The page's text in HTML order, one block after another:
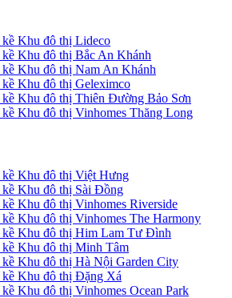
Khu đô thị Lideco
Khu đô thị Bắc An Khánh
Khu đô thị Nam An Khánh
Khu đô thị Geleximco
Khu đô thị Thiên Đường Bảo Sơn
Khu đô thị Vinhomes Thăng Long
Khu đô thị Việt Hưng
Khu đô thị Sài Đồng
Khu đô thị Vinhomes Riverside
Khu đô thị Vinhomes The Harmony
kề Khu đô thị Him Lam Tư Đình
Khu đô thị Minh Tâm
Khu đô thị Hà Nội Garden City
Khu đô thị Đặng Xá
Khu đô thị Vinhomes Ocean Park